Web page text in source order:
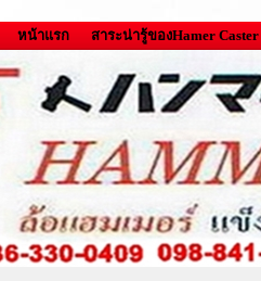
หน้าแรก สาระน่ารู้ของHamer Caster